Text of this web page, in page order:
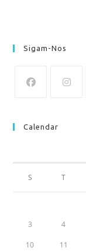
Sigam-Nos
Calendar
S T
3 4
10 11